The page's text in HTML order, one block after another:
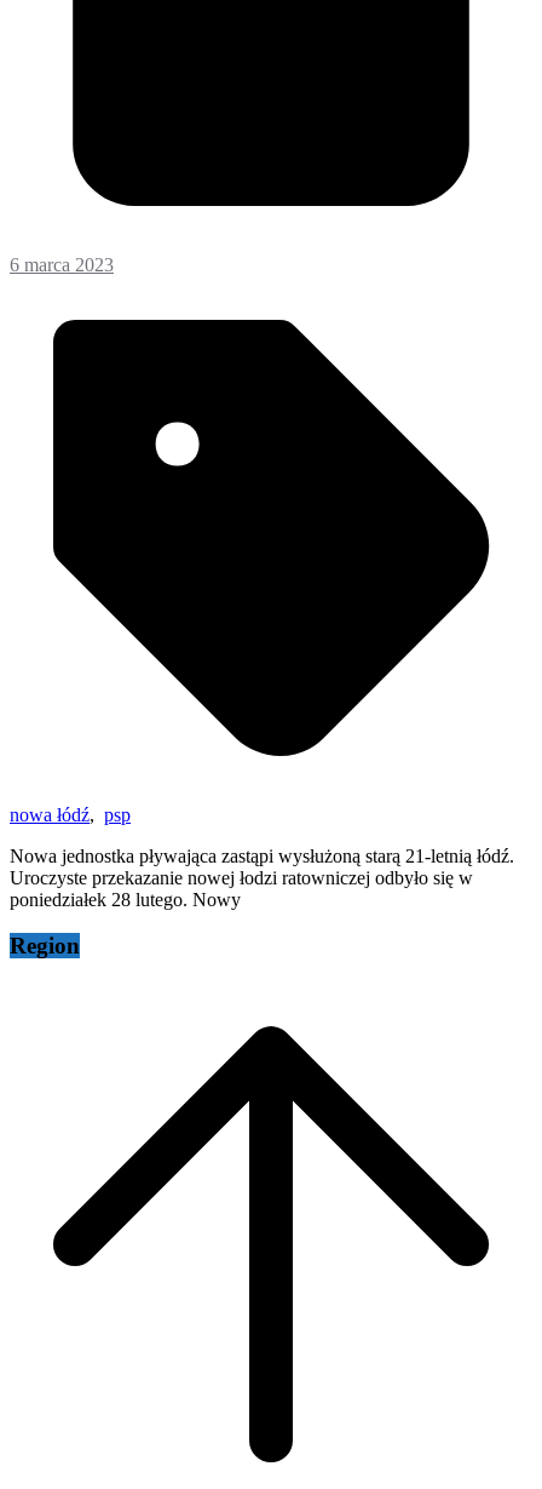
6 marca 2023
nowa łódź, psp
Nowa jednostka pływająca zastąpi wysłużoną starą 21-letnią łódź.
Uroczyste przekazanie nowej łodzi ratowniczej odbyło się w
poniedziałek 28 lutego. Nowy
Region